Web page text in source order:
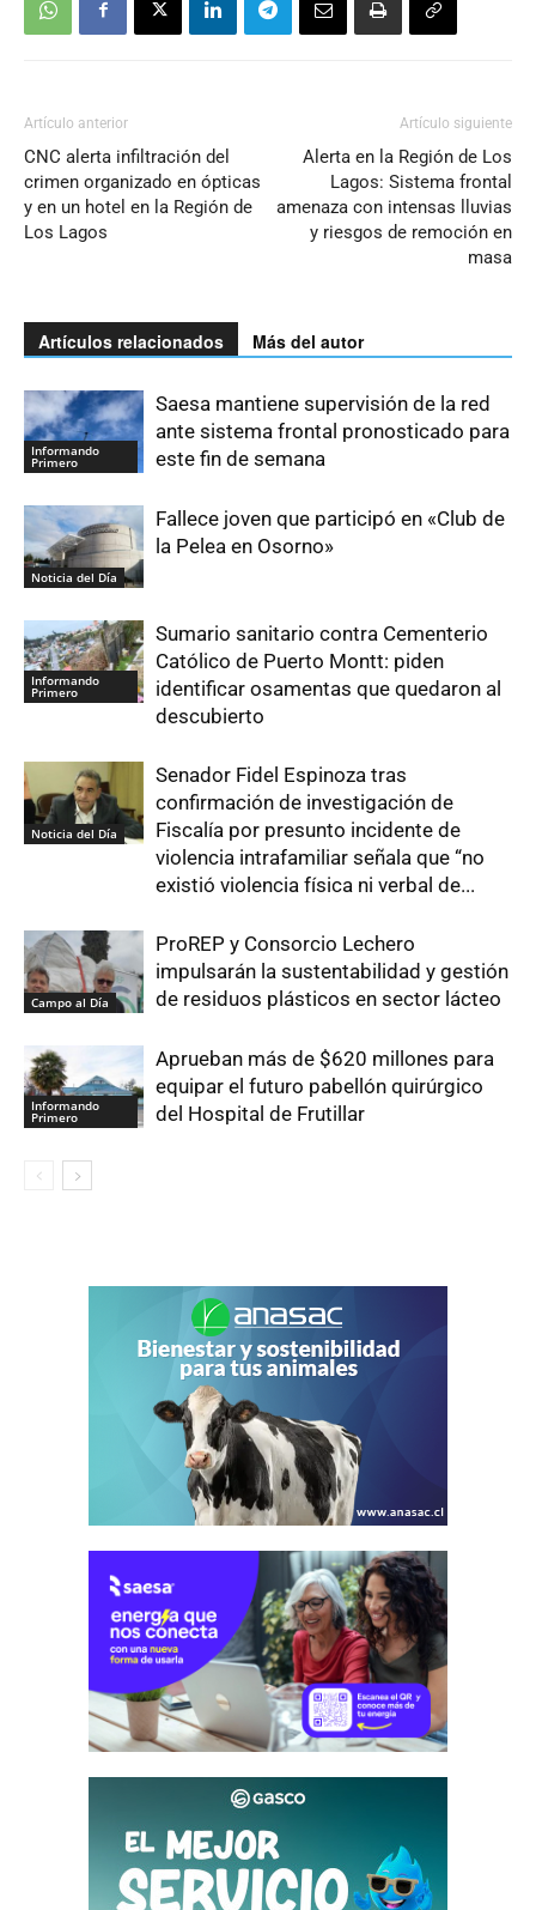
Artículo anterior
CNC alerta infiltración del
crimen organizado en ópticas
y en un hotel en la Región de
Los Lagos
Artículo siguiente
Alerta en la Región de Los
Lagos: Sistema frontal
amenaza con intensas lluvias
y riesgos de remoción en
masa
Artículos relacionados Más del autor
Informando
Primero
Saesa mantiene supervisión de la red
ante sistema frontal pronosticado para
este fin de semana
Noticia del Día
Fallece joven que participó en «Club de
la Pelea en Osorno»
Informando
Primero
Sumario sanitario contra Cementerio
Católico de Puerto Montt: piden
identificar osamentas que quedaron al
descubierto
Noticia del Día
Senador Fidel Espinoza tras
confirmación de investigación de
Fiscalía por presunto incidente de
violencia intrafamiliar señala que “no
existió violencia física ni verbal de...
Campo al Día
ProREP y Consorcio Lechero
impulsarán la sustentabilidad y gestión
de residuos plásticos en sector lácteo
Informando
Primero
Aprueban más de $620 millones para
equipar el futuro pabellón quirúrgico
del Hospital de Frutillar